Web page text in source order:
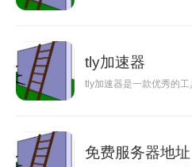
tly加速器
tly加速器是一款优秀的
免费服务器地址